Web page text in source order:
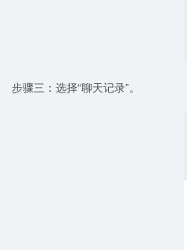
步骤三：选择“聊天记录”。